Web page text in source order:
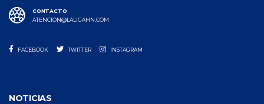
CONTACTO
ATENCION@LALIGAHN.COM
FACEBOOK TWITTER INSTAGRAM
NOTICIAS